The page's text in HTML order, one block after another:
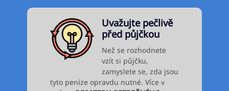
Uvažujte pečlivě
před půjčkou
Než se rozhodnete
vzít si půjčku,
zamyslete se, zda jsou
tyto peníze opravdu nutné. Více v